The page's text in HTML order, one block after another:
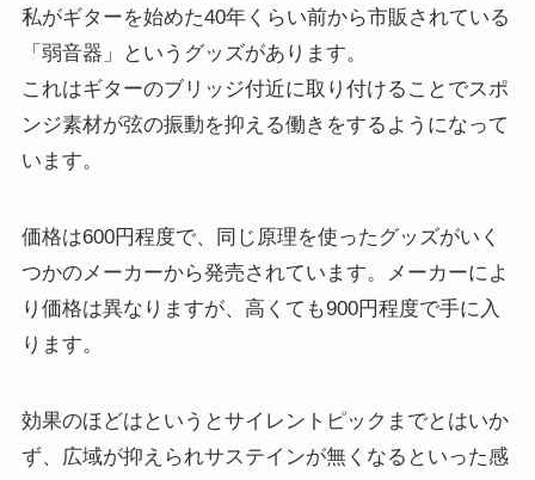
私がギターを始めた40年くらい前から市販されている
「弱音器」というグッズがあります。
これはギターのブリッジ付近に取り付けることでスポ
ンジ素材が弦の振動を抑える働きをするようになって
います。
価格は600円程度で、同じ原理を使ったグッズがいく
つかのメーカーから発売されています。メーカーによ
り価格は異なりますが、高くても900円程度で手に入
ります。
効果のほどはというとサイレントピックまでとはいか
ず、広域が抑えられサステインが無くなるといった感